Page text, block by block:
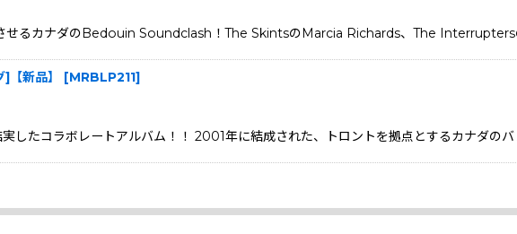
させるカナダのBedouin Soundclash！The SkintsのMarcia Richards、The
新品】 [MRBLP211]
したコラボレートアルバム！！ 2001年に結成された、トロントを拠点とするカナダ